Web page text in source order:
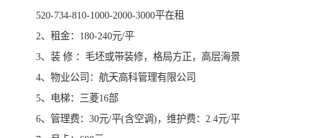
520-734-810-1000-2000-3000平在租
2、租金：180-240元/平
3、装 修 ：毛坯或带装修，格局方正，高层海景
4、物业公司：航天高科管理有限公司
5、电梯：三菱16部
6、管理费：30元/平(含空调)，维护费：2.4元/平